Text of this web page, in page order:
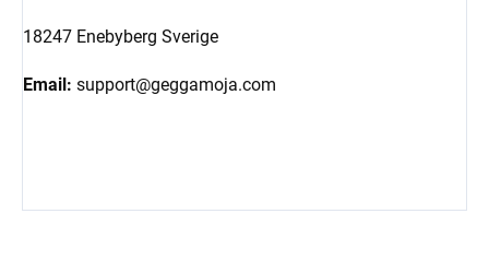
18247 Enebyberg Sverige
Email: support@geggamoja.com